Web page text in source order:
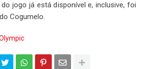
jogo já está disponível e, inclusive, foi
Cogumelo.